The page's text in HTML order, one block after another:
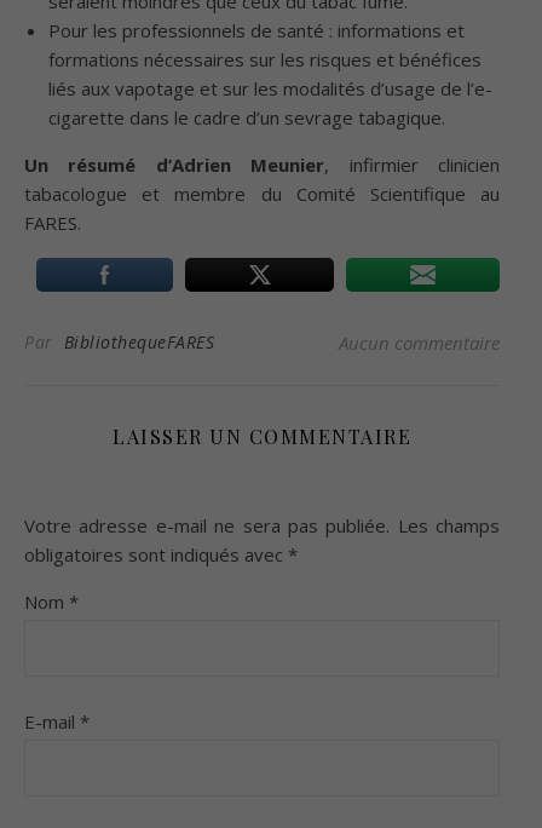
Pour les professionnels de santé : informations et
formations nécessaires sur les risques et bénéfices
liés aux vapotage et sur les modalités d’usage de l’e-
cigarette dans le cadre d’un sevrage tabagique.
Un résumé d’Adrien Meunier, infirmier clinicien
tabacologue et membre du Comité Scientifique au
FARES.
Par BibliothequeFARES Aucun commentaire
LAISSER UN COMMENTAIRE
Votre adresse e-mail ne sera pas publiée. Les champs
obligatoires sont indiqués avec *
Nom *
E-mail *